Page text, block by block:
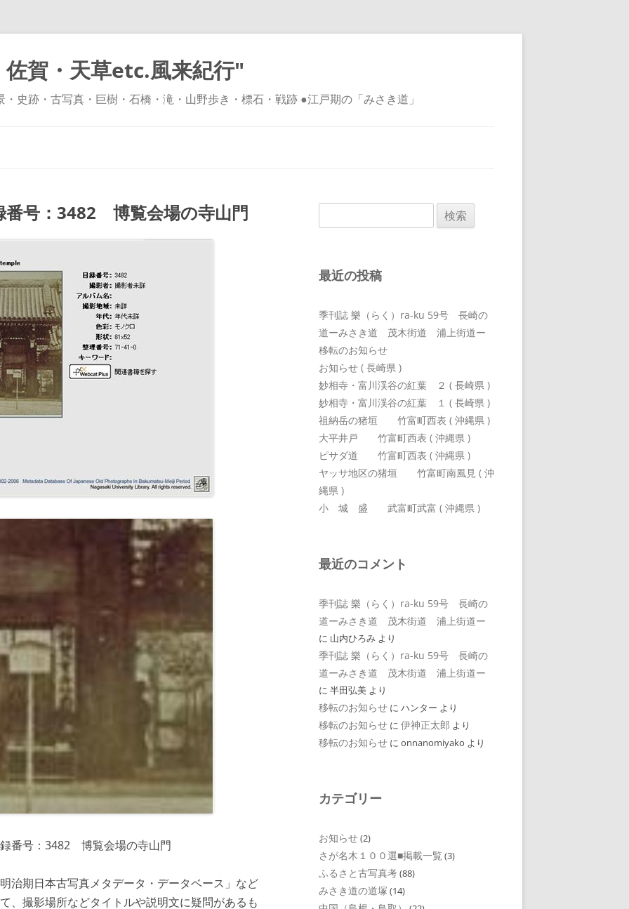
賀・天草etc.風来紀行"
史跡・古写真・巨樹・石橋・滝・山野歩き・標石・戦跡 ●江戸期の「みさき道」
ッ
プ
号：3482 博覧会場の寺山門
番号：3482 博覧会場の寺山門
治期日本古写真メタデータ・データベース」など
、撮影場所などタイトルや説明文に疑問があるも
索:
最近の投稿
季刊誌 樂（らく）ra-ku 59号 長崎の
道ーみさき道 茂木街道 浦上街道ー
移転のお知らせ
お知らせ ( 長崎県 )
妙相寺・富川渓谷の紅葉 ２ ( 長崎県 )
妙相寺・富川渓谷の紅葉 １ ( 長崎県 )
祖納岳の猪垣 竹富町西表 ( 沖縄県 )
大平井戸 竹富町西表 ( 沖縄県 )
ピサダ道 竹富町西表 ( 沖縄県 )
ヤッサ地区の猪垣 竹富町南風見 ( 沖
縄県 )
小 城 盛 武富町武富 ( 沖縄県 )
最近のコメント
季刊誌 樂（らく）ra-ku 59号 長崎の
道ーみさき道 茂木街道 浦上街道ー
に 山内ひろみ より
季刊誌 樂（らく）ra-ku 59号 長崎の
道ーみさき道 茂木街道 浦上街道ー
に 半田弘美 より
移転のお知らせ に ハンター より
移転のお知らせ に 伊神正太郎 より
移転のお知らせ に onnanomiyako より
カテゴリー
お知らせ(2)
さが名木１００選■掲載一覧 (3)
ふるさと古写真考(88)
みさき道の道塚 (14)